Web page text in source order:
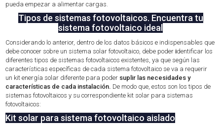
pueda empezar a alimentar cargas.
Tipos de sistemas fotovoltaicos. Encuentra tu
sistema fotovoltaico ideal
Considerando lo anterior, dentro de los datos básicos e indispensables que
debe conocer sobre un sistema solar fotovoltaico, debe poder identificar los
diferentes tipos de sistemas fotovoltaicos existentes, ya que según las
características específicas de cada sistema fotovoltaico se va a requerir
un kit energía solar diferente para poder suplir las necesidades y
características de cada instalación. De modo que, estos son los tipos de
sistemas fotovoltaicos y su correspondiente kit solar para sistemas
fotovoltaicos:
Kit solar para sistema fotovoltaico aislado